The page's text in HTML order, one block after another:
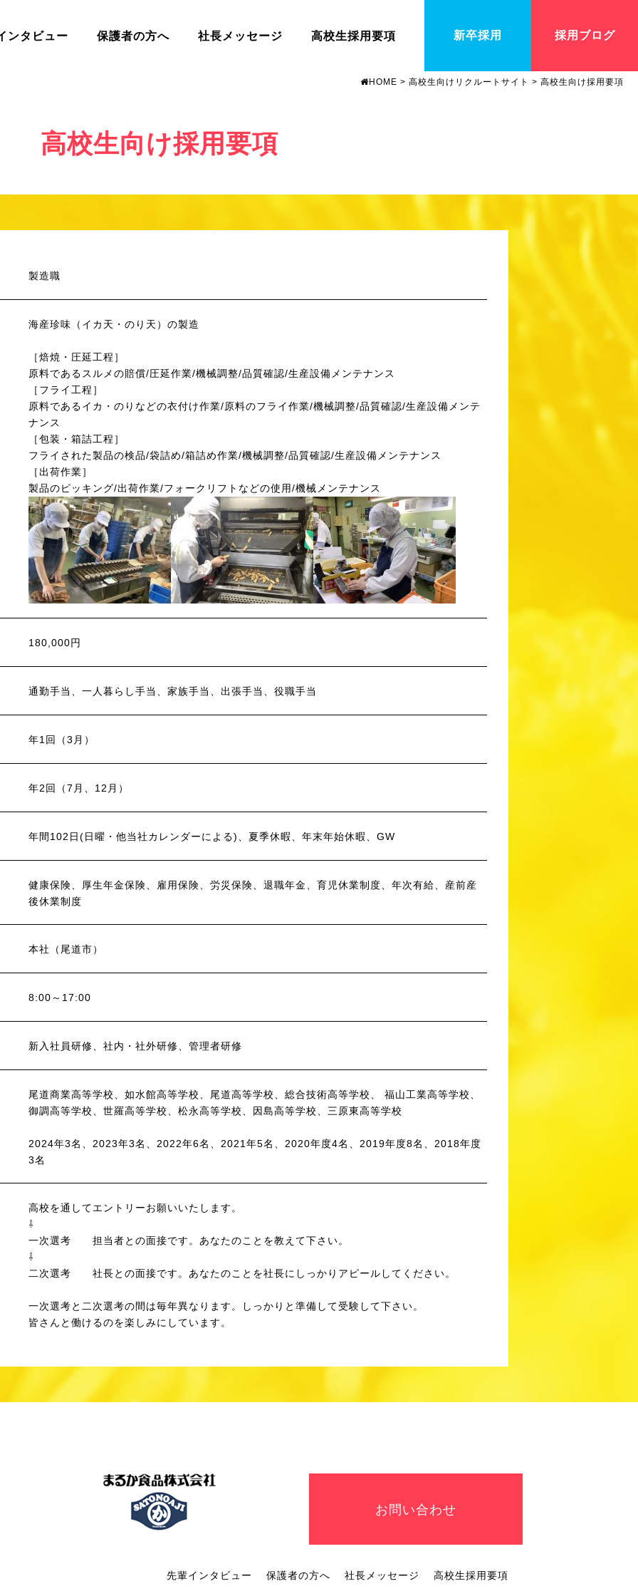
ンタビュー 保護者の方へ 社長メッセージ 高校生採用要項 新卒採用 採用ブログ
HOME > 高校生向けリクルートサイト > 高校生向け採用要項
高校生向け採用要項
製造職
海産珍味（イカ天・のり天）の製造
［焙焼・圧延工程］
原料であるスルメの賠償/圧延作業/機械調整/品質確認/生産設備メンテナンス
［フライ工程］
原料であるイカ・のりなどの衣付け作業/原料のフライ作業/機械調整/品質確認/生産設備メンテ
ナンス
［包装・箱詰工程］
フライされた製品の検品/袋詰め/箱詰め作業/機械調整/品質確認/生産設備メンテナンス
［出荷作業］
製品のピッキング/出荷作業/フォークリフトなどの使用/機械メンテナンス
180,000円
通勤手当、一人暮らし手当、家族手当、出張手当、役職手当
年1回（3月）
年2回（7月、12月）
年間102日(日曜・他当社カレンダーによる)、夏季休暇、年末年始休暇、GW
健康保険、厚生年金保険、雇用保険、労災保険、退職年金、育児休業制度、年次有給、産前産
後休業制度
本社（尾道市）
8:00～17:00
新入社員研修、社内・社外研修、管理者研修
尾道商業高等学校、如水館高等学校、尾道高等学校、総合技術高等学校、 福山工業高等学校、
御調高等学校、世羅高等学校、松永高等学校、因島高等学校、三原東高等学校
2024年3名、2023年3名、2022年6名、2021年5名、2020年度4名、2019年度8名、2018年度
3名
高校を通してエントリーお願いいたします。
⇩
一次選考 担当者との面接です。あなたのことを教えて下さい。
⇩
二次選考 社長との面接です。あなたのことを社長にしっかりアピールしてください。
一次選考と二次選考の間は毎年異なります。しっかりと準備して受験して下さい。
皆さんと働けるのを楽しみにしています。
先輩インタビュー 保護者の方へ 社長メッセージ 高校生採用要項
お問い合わせ